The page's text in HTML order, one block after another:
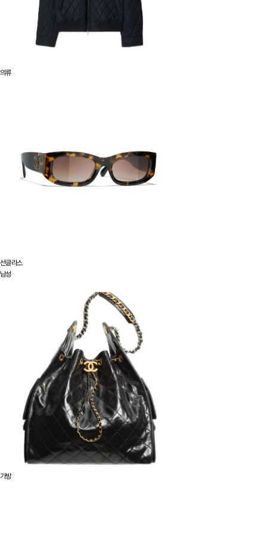
의류
선글라스
남성
가방